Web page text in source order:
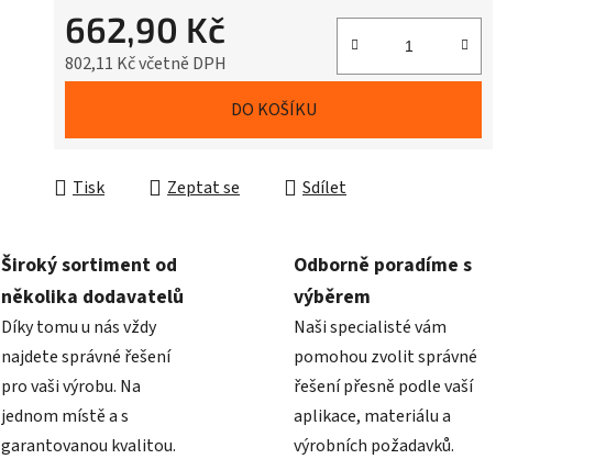
662,90 Kč
802,11 Kč včetně DPH
DO KOŠÍKU
Tisk Zeptat se Sdílet
Široký sortiment od
několika dodavatelů
Díky tomu u nás vždy
najdete správné řešení
pro vaši výrobu. Na
jednom místě a s
garantovanou kvalitou.
Odborně poradíme s
výběrem
Naši specialisté vám
pomohou zvolit správné
řešení přesně podle vaší
aplikace, materiálu a
výrobních požadavků.